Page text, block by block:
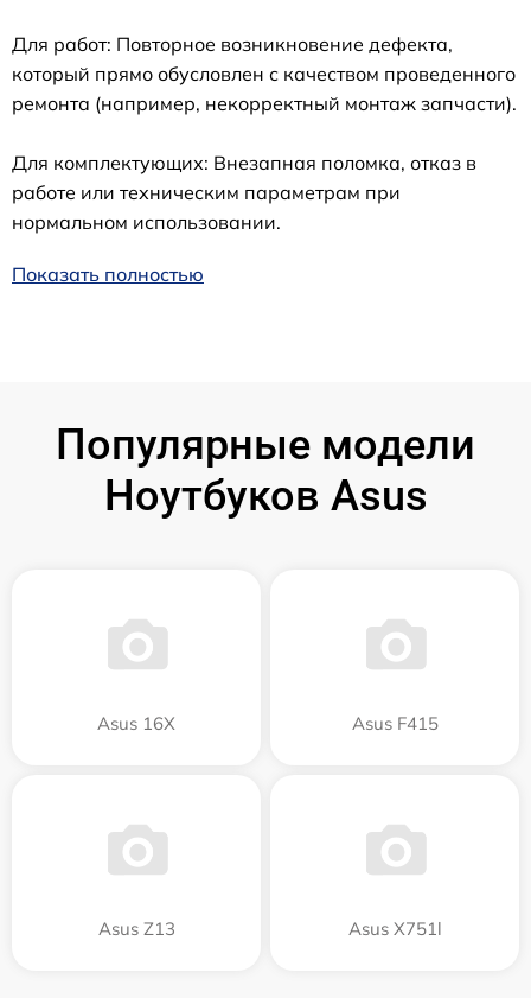
Для работ: Повторное возникновение дефекта,
который прямо обусловлен с качеством проведенного
ремонта (например, некорректный монтаж запчасти).
Для комплектующих: Внезапная поломка, отказ в
работе или техническим параметрам при
нормальном использовании.
Показать полностью
Популярные модели
Ноутбуков Asus
Asus 16X Asus F415
Asus Z13 Asus X751l